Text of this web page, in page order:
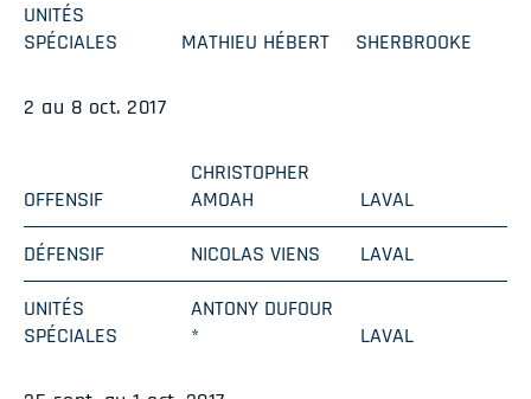
UNITÉS
SPÉCIALES
MATHIEU HÉBERT SHERBROOKE
2 au 8 oct. 2017
OFFENSIF
CHRISTOPHER
AMOAH
LAVAL
DÉFENSIF
NICOLAS VIENS
LAVAL
UNITÉS
SPÉCIALES
ANTONY DUFOUR
*
LAVAL